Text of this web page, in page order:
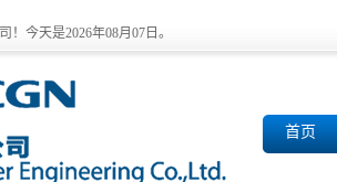
！今天是2026年08月07日。
首页